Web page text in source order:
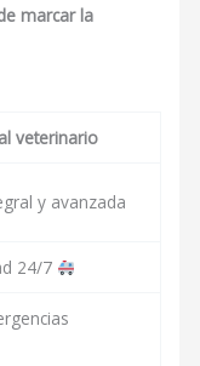
marcar la
veterinario
y avanzada
24/7